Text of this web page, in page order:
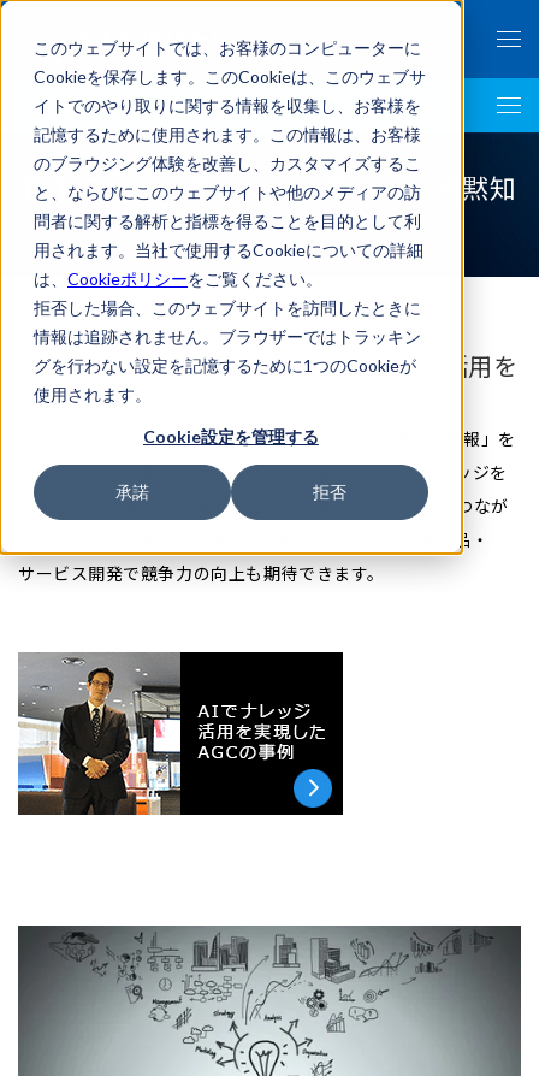
このウェブサイトでは、お客様のコンピューターに
Cookieを保存します。このCookieは、このウェブサ
イトでのやり取りに関する情報を収集し、お客様を
記憶するために使用されます。この情報は、お客様
のブラウジング体験を改善し、カスタマイズするこ
と、ならびにこのウェブサイトや他のメディアの訪
問者に関する解析と指標を得ることを目的として利
用されます。当社で使用するCookieについての詳細
は、 Cookieポリシーをご覧ください。
拒否した場合、このウェブサイトを訪問したときに
情報は追跡されません。ブラウザーではトラッキン
グを行わない設定を記憶するために1つのCookieが
使用されます。
Cookie設定を管理する
承諾 拒否
Business Intelligence Top
技術伝承・技能伝承の対策 – AIで暗黙知
を見える化
技術伝承・技能伝承の対策、ナレッジ活用を
企業が進める理由
ナレッジ（knowledge）とは、直訳すると「知識」「情報」を
意味します。企業に蓄積した技術や技能にまつわるナレッジを
活用し、引き継いで共有できれば、企業の持続と発展につなが
ります。また、業務の効率化や改善点を発見でき、新商品・
サービス開発で競争力の向上も期待できます。